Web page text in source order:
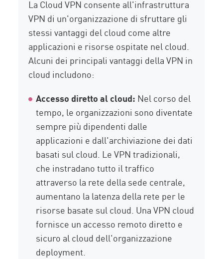
La Cloud VPN consente all'infrastruttura
VPN di un'organizzazione di sfruttare gli
stessi vantaggi del cloud come altre
applicazioni e risorse ospitate nel cloud.
Alcuni dei principali vantaggi della VPN in
cloud includono:
Accesso diretto al cloud: Nel corso del
tempo, le organizzazioni sono diventate
sempre più dipendenti dalle
applicazioni e dall'archiviazione dei dati
basati sul cloud. Le VPN tradizionali,
che instradano tutto il traffico
attraverso la rete della sede centrale,
aumentano la latenza della rete per le
risorse basate sul cloud. Una VPN cloud
fornisce un accesso remoto diretto e
sicuro al cloud dell'organizzazione
deployment.